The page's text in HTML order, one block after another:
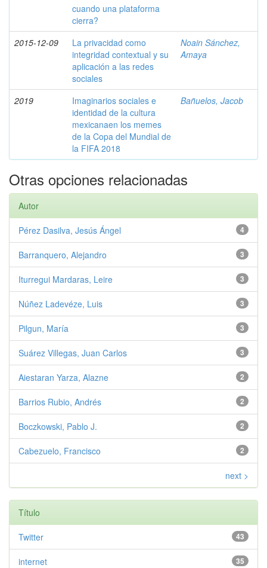
cuando una plataforma
cierra?
2015-12-09
La privacidad como
integridad contextual y su
aplicación a las redes
sociales
Noain Sánchez,
Amaya
2019
Imaginarios sociales e
identidad de la cultura
mexicanaen los memes
de la Copa del Mundial de
la FIFA 2018
Bañuelos, Jacob
Otras opciones relacionadas
Autor
4
Pérez Dasilva, Jesús Ángel
3
Barranquero, Alejandro
3
Iturregui Mardaras, Leire
3
Núñez Ladevéze, Luis
3
Pilgun, María
3
Suárez Villegas, Juan Carlos
2
Aiestaran Yarza, Alazne
2
Barrios Rubio, Andrés
2
Boczkowski, Pablo J.
2
Cabezuelo, Francisco
next >
Título
43
Twitter
35
internet